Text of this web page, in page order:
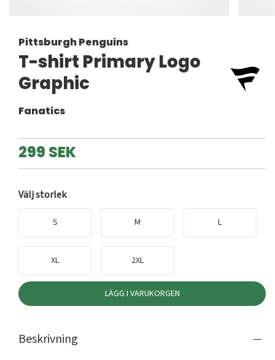
Pittsburgh Penguins
T-shirt Primary Logo
Graphic
Fanatics
299 SEK
Välj storlek
S M L
XL 2XL
LÄGG I VARUKORGEN
Beskrivning